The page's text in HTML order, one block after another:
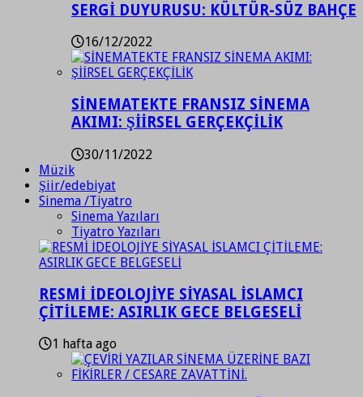
SERGİ DUYURUSU: KÜLTÜR-SÜZ BAHÇE
16/12/2022
SİNEMATEKTE FRANSIZ SİNEMA
AKIMI: ŞİİRSEL GERÇEKÇİLİK
30/11/2022
Müzik
Şiir/edebiyat
Sinema /Tiyatro
Sinema Yazıları
Tiyatro Yazıları
RESMİ İDEOLOJİYE SİYASAL İSLAMCI
ÇİTİLEME: ASIRLIK GECE BELGESELİ
1 hafta ago